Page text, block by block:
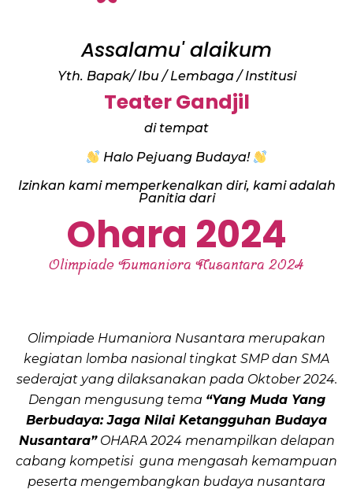
Assalamu' alaikum
Yth. Bapak/ Ibu / Lembaga / Institusi
Teater Gandjil
di tempat
Halo Pejuang Budaya!
Izinkan kami memperkenalkan diri, kami adalah
Panitia dari
Ohara 2024
Olimpiade Humaniora Nusantara 2024
Olimpiade Humaniora Nusantara merupakan
kegiatan lomba nasional tingkat SMP dan SMA
sederajat yang dilaksanakan pada Oktober 2024.
Dengan mengusung tema “Yang Muda Yang
Berbudaya: Jaga Nilai Ketangguhan Budaya
Nusantara”OHARA 2024 menampilkan delapan
cabang kompetisi guna mengasah kemampuan
peserta mengembangkan budaya nusantara